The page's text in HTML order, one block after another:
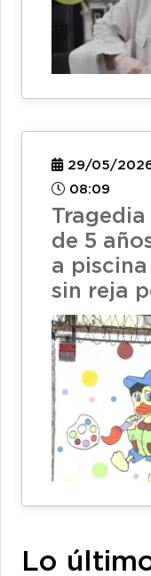
29/05/
08:09
de 5
a
sin reja
Lo